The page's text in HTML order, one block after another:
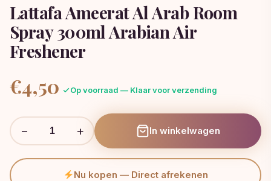
Lattafa Ameerat Al Arab Room
Spray 300ml Arabian Air
Freshener
€4,50 Op voorraad — Klaar voor verzending
− + In winkelwagen
Nu kopen — Direct afrekenen